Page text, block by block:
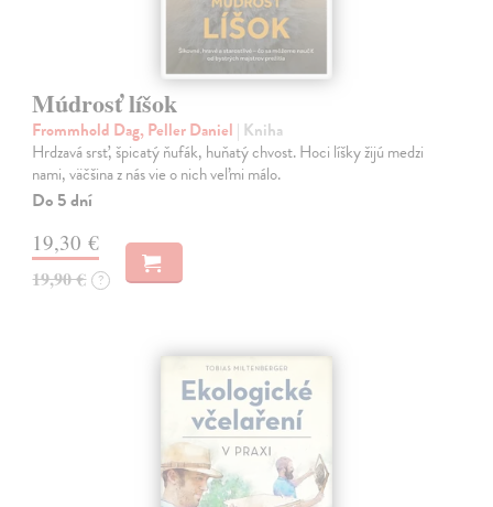
Múdrosť líšok
Frommhold Dag, Peller Daniel | Kniha
Hrdzavá srsť, špicatý ňufák, huňatý chvost. Hoci líšky žijú medzi
nami, väčšina z nás vie o nich veľmi málo.
Do 5 dní
19,30 €
19,90 € ?